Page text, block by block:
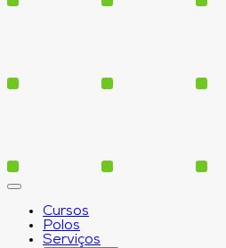
Cursos
Polos
Serviços